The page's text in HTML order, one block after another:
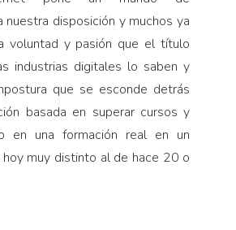
nuestra disposición y muchos ya
voluntad y pasión que el título
industrias digitales lo saben y
que se esconde detrás
basada en superar cursos y
en una formación real en un
muy distinto al de hace 20 o